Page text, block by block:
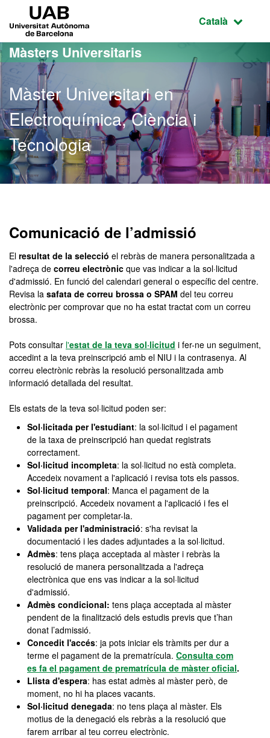
Ves al contingut principal
Ves a la navegació de la pàgina
Idioma
Català
Màsters Universitaris
Màster Universitari en
Electroquímica, Ciència i
Tecnologia
Comunicació de l’admissió
El resultat de la selecció el rebràs de manera personalitzada a
l'adreça de correu electrònic que vas indicar a la sol·licitud
d'admissió. En funció del calendari general o específic del centre.
Revisa la safata de correu brossa o SPAM del teu correu
electrònic per comprovar que no ha estat tractat com un correu
brossa.
Pots consultar l'estat de la teva sol·licitud i fer-ne un seguiment,
accedint a la teva preinscripció amb el NIU i la contrasenya. Al
correu electrònic rebràs la resolució personalitzada amb
informació detallada del resultat.
Els estats de la teva sol·licitud poden ser:
Sol·licitada per l'estudiant: la sol·licitud i el pagament
de la taxa de preinscripció han quedat registrats
correctament.
Sol·licitud incompleta: la sol·licitud no està completa.
Accedeix novament a l'aplicació i revisa tots els passos.
Sol·licitud temporal: Manca el pagament de la
preinscripció. Accedeix novament a l'aplicació i fes el
pagament per completar-la.
Validada per l'administració: s'ha revisat la
documentació i les dades adjuntades a la sol·licitud.
Admès: tens plaça acceptada al màster i rebràs la
resolució de manera personalitzada a l'adreça
electrònica que ens vas indicar a la sol·licitud
d'admissió.
Admès condicional: tens plaça acceptada al màster
pendent de la finalització dels estudis previs que t’han
donat l’admissió.
Concedit l'accés: ja pots iniciar els tràmits per dur a
terme el pagament de la prematrícula. Consulta com
es fa el pagament de prematrícula de màster oficial.
Llista d'espera: has estat admès al màster però, de
moment, no hi ha places vacants.
Sol·licitud denegada: no tens plaça al màster. Els
motius de la denegació els rebràs a la resolució que
farem arribar al teu correu electrònic.